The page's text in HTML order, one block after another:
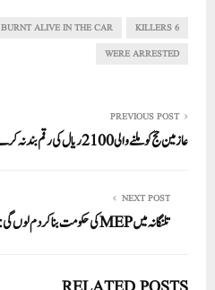
A
pp
ok
r
In 6 KILLERS
BURNT ALIVE IN THE CAR
WERE ARRESTED
PREVIOUS POST
عازمین حج کو ملنے والی 2100ریال کی رقم بند نہ کرے حج کمیٹی:حافظ نوشاد احمد اعظمی
NEXT POST
تلنگانہ میںMEPکی حکومت بنا کر دم لوں گی:ساجدہ سکندر